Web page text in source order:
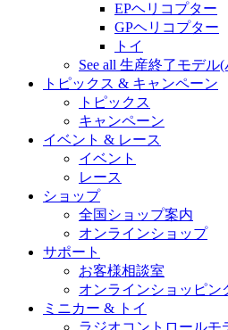
EPヘリコプター
GPヘリコプター
トイ
See all 生産終了モデル
トピックス & キャンペーン
トピックス
キャンペーン
イベント & レース
イベント
レース
ショップ
全国ショップ案内
オンラインショップ
サポート
お客様相談室
オンラインショッピン
ミニカー & トイ